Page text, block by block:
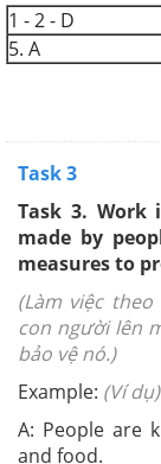
1 - 2 - D
5. A
Task 3
Task 3. Work
made by
measures to
(Làm việc
con người lên
bảo vệ nó.)
Example: (Ví dụ)
A: People are
and food.